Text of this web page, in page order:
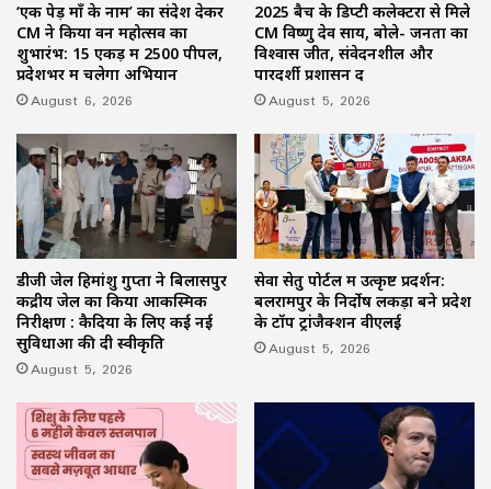
‘एक पेड़ माँ के नाम’ का संदेश देकर
CM ने किया वन महोत्सव का
शुभारंभ: 15 एकड़ में 2500 पीपल,
प्रदेशभर में चलेगा अभियान
August 6, 2026
2025 बैच के डिप्टी कलेक्टरों से मिले
CM विष्णु देव साय, बोले- जनता का
विश्वास जीतें, संवेदनशील और
पारदर्शी प्रशासन दें
August 5, 2026
डीजी जेल हिमांशु गुप्ता ने बिलासपुर
केंद्रीय जेल का किया आकस्मिक
निरीक्षण : कैदियों के लिए कई नई
सुविधाओं की दी स्वीकृति
August 5, 2026
सेवा सेतु पोर्टल में उत्कृष्ट प्रदर्शन:
बलरामपुर के निर्दोष लकड़ा बने प्रदेश
के टॉप ट्रांजैक्शन वीएलई
August 5, 2026